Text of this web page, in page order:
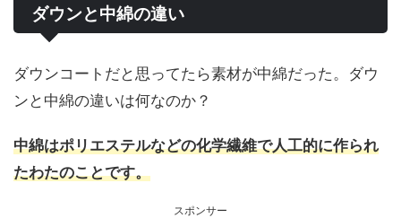
ダウンと中綿の違い
ダウンコートだと思ってたら素材が中綿だった。ダウ
ンと中綿の違いは何なのか？
中綿はポリエステルなどの化学繊維で人工的に作られ
たわたのことです。
スポンサー